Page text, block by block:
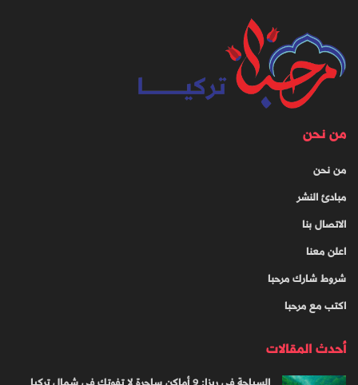
من نحن
من نحن
مبادئ النشر
الاتصال بنا
اعلن معنا
شروط شارك مرحبا
اكتب مع مرحبا
أحدث المقالات